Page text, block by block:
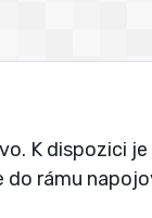
K dispozici
do rámu